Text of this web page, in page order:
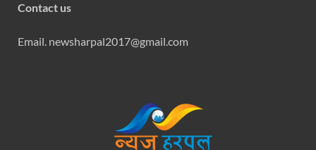
Contact us
Email. newsharpal2017@gmail.com